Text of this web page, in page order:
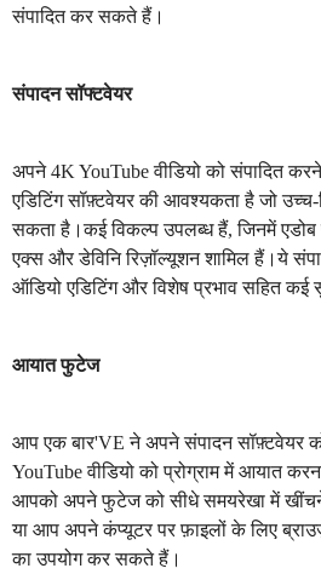
संपादित कर सकते हैं।
संपादन सॉफ्टवेयर
अपने 4K YouTube वीडियो को संपादित
एडिटिंग सॉफ़्टवेयर की आवश्यकता है जो
सकता है।कई विकल्प उपलब्ध हैं, जिनमें एडोब
एक्स और डेविनि रिज़ॉल्यूशन शामिल हैं।ये
ऑडियो एडिटिंग और विशेष प्रभाव सहित
आयात फुटेज
आप एक बार'VE ने अपने संपादन सॉफ़्टवेयर
YouTube वीडियो को प्रोग्राम में आयात
आपको अपने फुटेज को सीधे समयरेखा में
या आप अपने कंप्यूटर पर फ़ाइलों के लिए
का उपयोग कर सकते हैं।